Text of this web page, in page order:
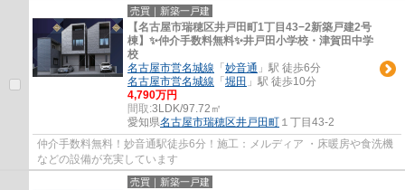
売買｜新築一戸建
【名古屋市瑞穂区井戸田町1丁目43−2新築戸建2号
棟】✨️仲介手数料無料✨️井戸田小学校・津賀田中学
校
名古屋市営名城線 「 妙音通 」駅 徒歩6分
名古屋市営名城線 「 堀田 」駅 徒歩10分
4,790万円
間取:3LDK/97.72㎡
愛知県名古屋市瑞穂区井戸田町 １丁目43-2
仲介手数料無料！妙音通駅徒歩6分！施工：メルディア ・床暖房や食洗機
などの設備が充実しています
売買｜新築一戸建